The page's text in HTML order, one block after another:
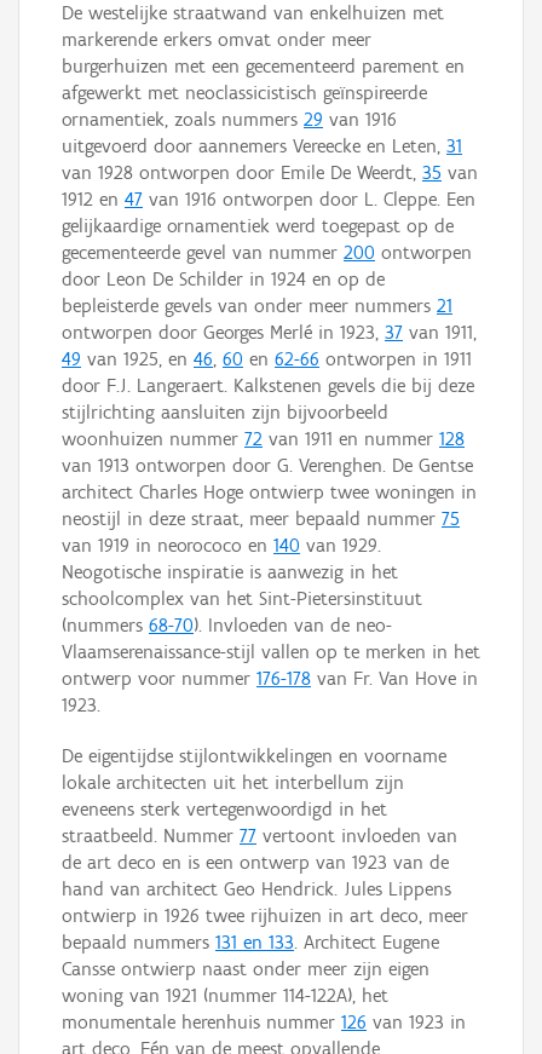
De westelijke straatwand van enkelhuizen met
markerende erkers omvat onder meer
burgerhuizen met een gecementeerd parement en
afgewerkt met neoclassicistisch geïnspireerde
ornamentiek, zoals nummers 29 van 1916
uitgevoerd door aannemers Vereecke en Leten, 31
van 1928 ontworpen door Emile De Weerdt, 35 van
1912 en 47 van 1916 ontworpen door L. Cleppe. Een
gelijkaardige ornamentiek werd toegepast op de
gecementeerde gevel van nummer 200 ontworpen
door Leon De Schilder in 1924 en op de
bepleisterde gevels van onder meer nummers 21
ontworpen door Georges Merlé in 1923, 37 van 1911,
49 van 1925, en 46, 60 en 62-66 ontworpen in 1911
door F.J. Langeraert. Kalkstenen gevels die bij deze
stijlrichting aansluiten zijn bijvoorbeeld
woonhuizen nummer 72 van 1911 en nummer 128
van 1913 ontworpen door G. Verenghen. De Gentse
architect Charles Hoge ontwierp twee woningen in
neostijl in deze straat, meer bepaald nummer 75
van 1919 in neorococo en 140 van 1929.
Neogotische inspiratie is aanwezig in het
schoolcomplex van het Sint-Pietersinstituut
(nummers 68-70). Invloeden van de neo-
Vlaamserenaissance-stijl vallen op te merken in het
ontwerp voor nummer 176-178 van Fr. Van Hove in
1923.
De eigentijdse stijlontwikkelingen en voorname
lokale architecten uit het interbellum zijn
eveneens sterk vertegenwoordigd in het
straatbeeld. Nummer 77 vertoont invloeden van
de art deco en is een ontwerp van 1923 van de
hand van architect Geo Hendrick. Jules Lippens
ontwierp in 1926 twee rijhuizen in art deco, meer
bepaald nummers 131 en 133. Architect Eugene
Cansse ontwierp naast onder meer zijn eigen
woning van 1921 (nummer 114-122A), het
monumentale herenhuis nummer 126 van 1923 in
art deco. Eén van de meest opvallende